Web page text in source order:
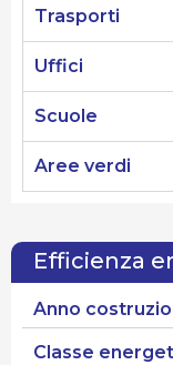
Trasporti
Uffici
Scuole
Aree verdi
Efficienza
Anno
Classe